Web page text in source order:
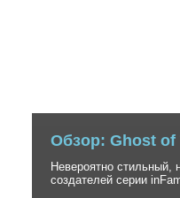
Обзор: Ghost of
Невероятно стильный,
создателей серии